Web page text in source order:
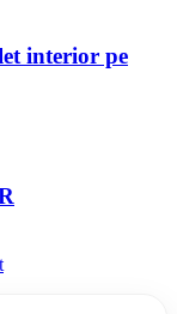
interior pe